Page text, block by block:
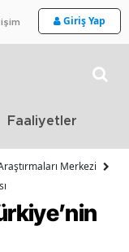
Giriş Yap
Faaliyetler
Merkezi